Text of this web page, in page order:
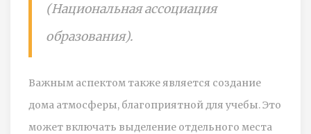
(Национальная ассоциация
образования).
Важным аспектом также является создание
дома атмосферы, благоприятной для учебы. Это
может включать выделение отдельного места